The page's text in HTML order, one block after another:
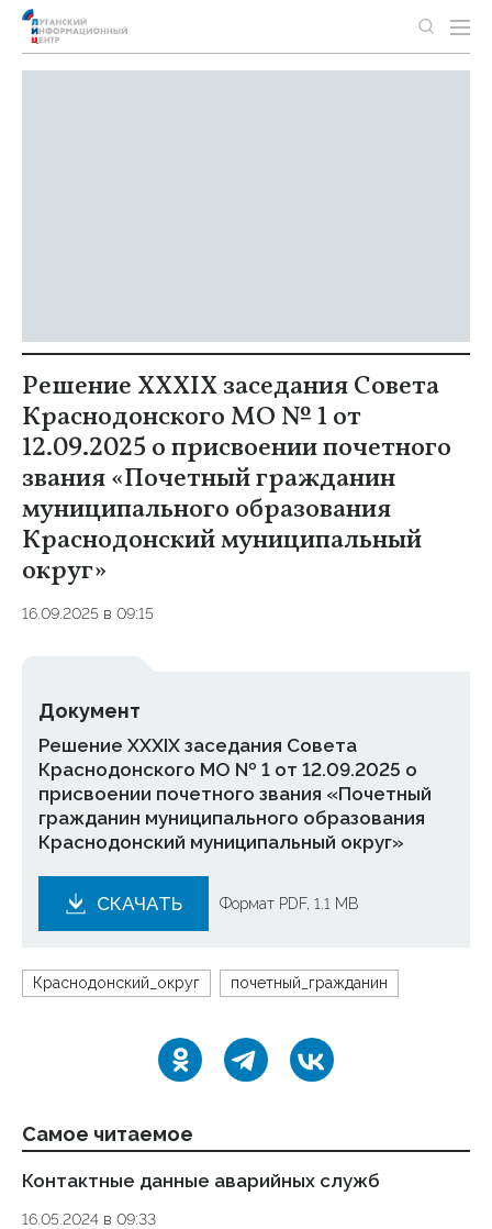
Решение XXXIX заседания Совета
Краснодонского МО № 1 от
12.09.2025 о присвоении почетного
звания «Почетный гражданин
муниципального образования
Краснодонский муниципальный
округ»
16.09.2025 в 09:15
Документ
Решение XXXIX заседания Совета
Краснодонского МО № 1 от 12.09.2025 о
присвоении почетного звания «Почетный
гражданин муниципального образования
Краснодонский муниципальный округ»
СКАЧАТЬ Формат PDF, 1.1 MB
Краснодонский_округ почетный_гражданин
Самое читаемое
Контактные данные аварийных служб
16.05.2024 в 09:33